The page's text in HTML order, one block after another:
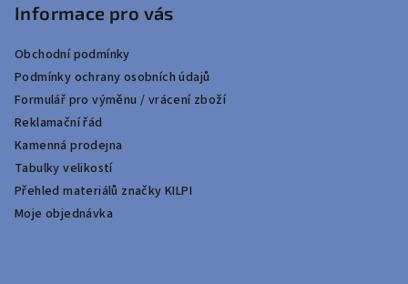
Informace pro vás
Obchodní podmínky
Podmínky ochrany osobních údajů
Formulář pro výměnu / vrácení zboží
Reklamační řád
Kamenná prodejna
Tabulky velikostí
Přehled materiálů značky KILPI
Moje objednávka